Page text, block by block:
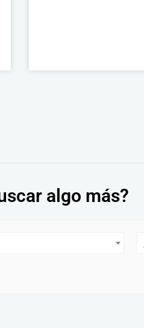
algo más?